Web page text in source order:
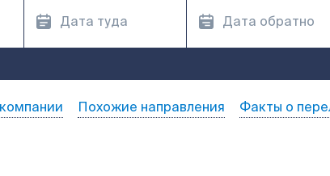
Похожие направления Факты о